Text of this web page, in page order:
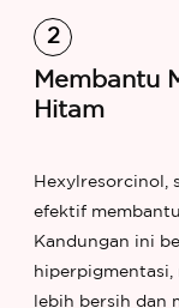
Membantu
Hitam
Hexylresorcinol,
efektif
Kandungan ini
lebih bersih dan